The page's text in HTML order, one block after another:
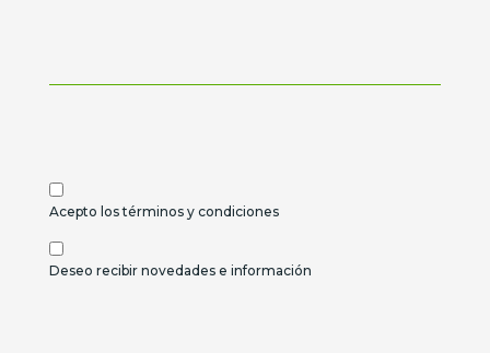
Acepto los términos y condiciones
Deseo recibir novedades e información